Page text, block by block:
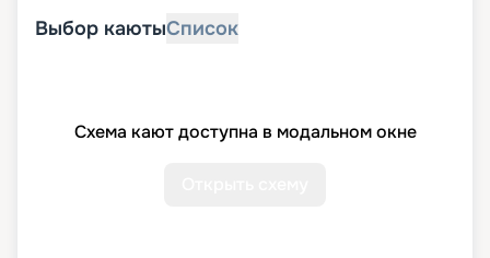
Выбор каютыСписок
Схема кают доступна в модальном окне